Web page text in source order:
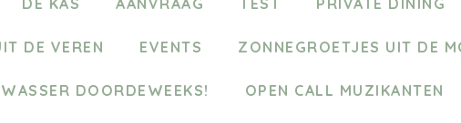
DE VEREN EVENTS ZONNEGROETJES UIT DE
DOORDEWEEKS! OPEN CALL MUZIKANTEN